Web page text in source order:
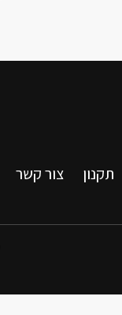
תקנון צור קשר